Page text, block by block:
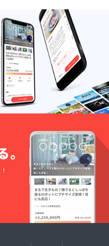
となっ
ており
ます。
＊オリ
ジナル
ドリッ
プコー
ヒー
は、ご
来店い
ただい
た際に
フロン
トにて
いたし
ます。
KI
SAVON
（石け
ん） ・
TBK
バーム
■味の鯵
屋「一
口あわ
び付き
ウニご
飯」 ＊
こちら
のプラ
支援い
ただい
た方に
は、ご
宿泊予
約の際
に必要
なパス
コード
ルにて
お送り
させて
きま